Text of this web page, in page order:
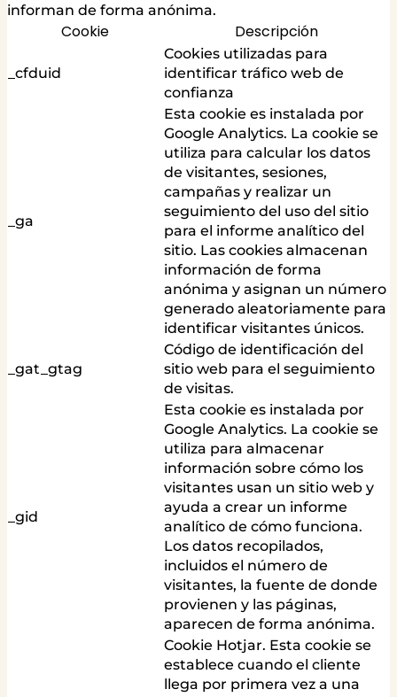
informan de forma anónima.
Cookie Descripción
_cfduid
Cookies utilizadas para
identificar tráfico web de
confianza
_ga
Esta cookie es instalada por
Google Analytics. La cookie se
utiliza para calcular los datos
de visitantes, sesiones,
campañas y realizar un
seguimiento del uso del sitio
para el informe analítico del
sitio. Las cookies almacenan
información de forma
anónima y asignan un número
generado aleatoriamente para
identificar visitantes únicos.
_gat_gtag
Código de identificación del
sitio web para el seguimiento
de visitas.
_gid
Esta cookie es instalada por
Google Analytics. La cookie se
utiliza para almacenar
información sobre cómo los
visitantes usan un sitio web y
ayuda a crear un informe
analítico de cómo funciona.
Los datos recopilados,
incluidos el número de
visitantes, la fuente de donde
provienen y las páginas,
aparecen de forma anónima.
Cookie Hotjar. Esta cookie se
establece cuando el cliente
llega por primera vez a una